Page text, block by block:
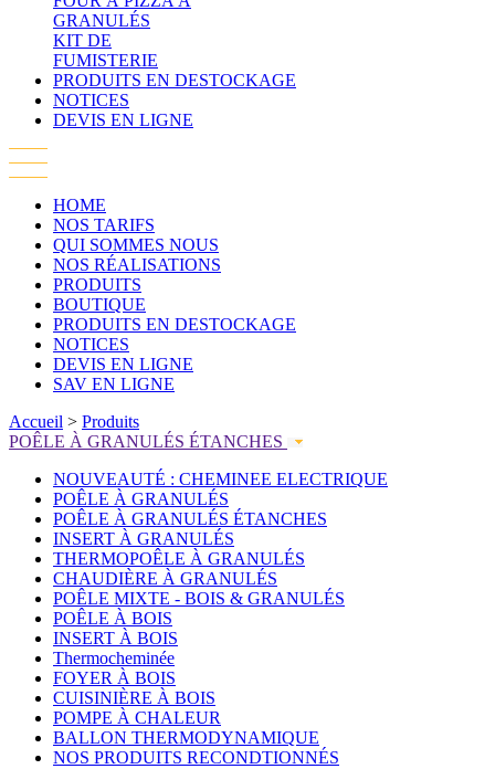
GRANULÉS
KIT DE
FUMISTERIE
PRODUITS EN DESTOCKAGE
NOTICES
DEVIS EN LIGNE
HOME
NOS TARIFS
QUI SOMMES NOUS
NOS RÉALISATIONS
PRODUITS
BOUTIQUE
PRODUITS EN DESTOCKAGE
NOTICES
DEVIS EN LIGNE
SAV EN LIGNE
Accueil > Produits
POÊLE À GRANULÉS ÉTANCHES
NOUVEAUTÉ : CHEMINEE ELECTRIQUE
POÊLE À GRANULÉS
POÊLE À GRANULÉS ÉTANCHES
INSERT À GRANULÉS
THERMOPOÊLE À GRANULÉS
CHAUDIÈRE À GRANULÉS
POÊLE MIXTE - BOIS & GRANULÉS
POÊLE À BOIS
INSERT À BOIS
Thermocheminée
FOYER À BOIS
CUISINIÈRE À BOIS
POMPE À CHALEUR
BALLON THERMODYNAMIQUE
NOS PRODUITS RECONDTIONNÉS